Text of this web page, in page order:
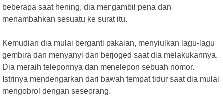
beberapa saat hening, dia mengambil pena dan
menambahkan sesuatu ke surat itu.
Kemudian dia mulai berganti pakaian, menyiulkan lagu-lagu
gembira dan menyanyi dan berjoged saat dia melakukannya.
Dia meraih teleponnya dan menelepon sebuah nomor.
Istrinya mendengarkan dari bawah tempat tidur saat dia mulai
mengobrol dengan seseorang.